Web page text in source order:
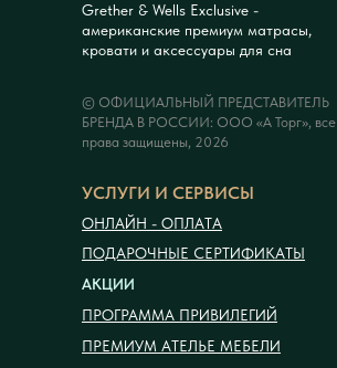
Grether & Wells Exclusive -
американские премиум матрасы,
кровати и аксессуары для сна
© ОФИЦИАЛЬНЫЙ ПРЕДСТАВИТЕЛЬ
БРЕНДА В РОССИИ: ООО «А Торг», все
права защищены, 2026
УСЛУГИ И СЕРВИСЫ
АКЦИИ
ОНЛАЙН - ОПЛАТА
ПОДАРОЧНЫЕ СЕРТИФИКАТЫ
ПРОГРАММА ПРИВИЛЕГИЙ
ПРЕМИУМ АТЕЛЬЕ МЕБЕЛИ